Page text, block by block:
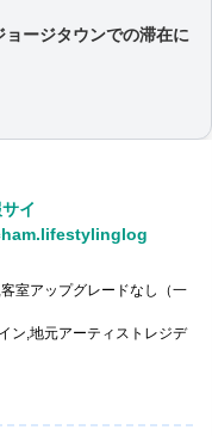
ア・メンバ
モダンなコロニアル風
イ
室アップグレードなし（一
ン,地元アーティストレジデ
ージタウンでの滞在に
可,ラウンジアクセス有（ラ
スイート含む）※ラウンジ有
無料（週末）
ーク地図展示